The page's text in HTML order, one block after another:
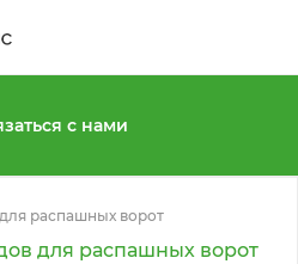
с нами
распашных ворот
для распашных ворот